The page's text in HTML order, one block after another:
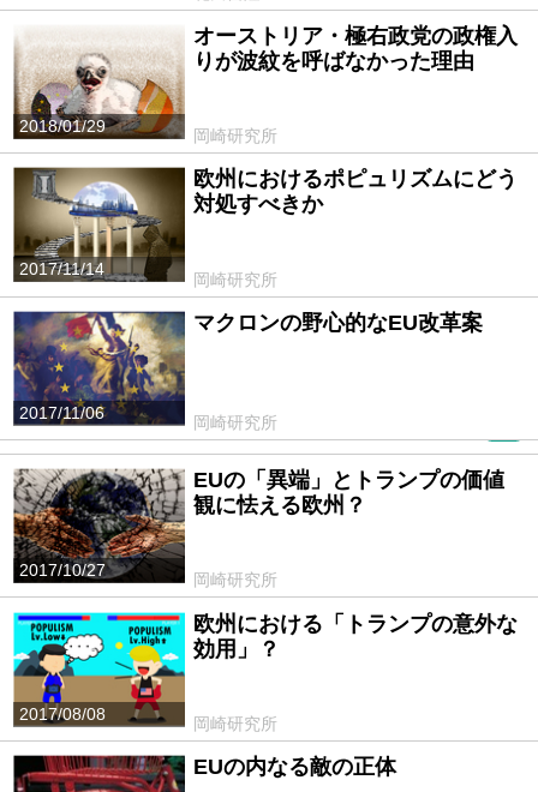
2018/01/29
オーストリア・極右政党の政権入
りが波紋を呼ばなかった理由
岡崎研究所
2017/11/14
欧州におけるポピュリズムにどう
対処すべきか
岡崎研究所
2017/11/06
マクロンの野心的なEU改革案
岡崎研究所
2017/10/27
EUの「異端」とトランプの価値
観に怯える欧州？
岡崎研究所
2017/08/08
欧州における「トランプの意外な
効用」？
岡崎研究所
EUの内なる敵の正体